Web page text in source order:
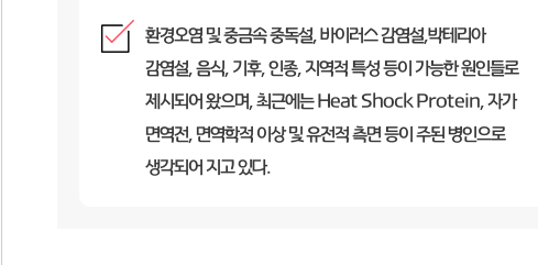
환경오염 및 중금속 중독설, 바이러스 감염설,박테리아
감염설, 음식, 기후, 인종, 지역적 특성 등이 가능한 원인들로
제시되어 왔으며, 최근에는 Heat Shock Protein, 자가
면역전, 면역학적 이상 및 유전적 측면 등이 주된 병인으로
생각되어 지고 있다.